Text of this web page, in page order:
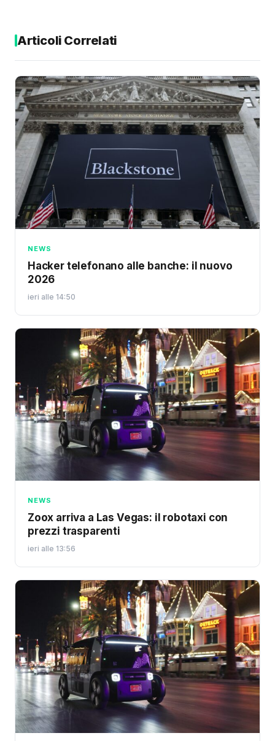
Articoli Correlati
NEWS
Hacker telefonano alle banche: il nuovo
2026
ieri alle 14:50
NEWS
Zoox arriva a Las Vegas: il robotaxi con
prezzi trasparenti
ieri alle 13:56